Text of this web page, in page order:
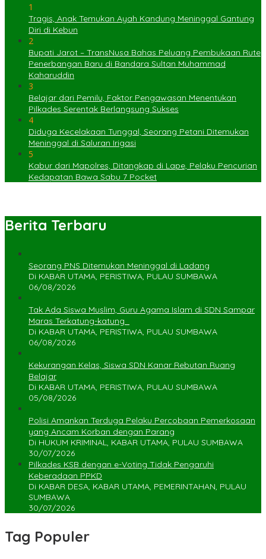
1
Tragis, Anak Temukan Ayah Kandung Meninggal Gantung
Diri di Kebun
2
Bupati Jarot – TransNusa Bahas Peluang Pembukaan Rute
Penerbangan Baru di Bandara Sultan Muhammad
Kaharuddin
3
Belajar dari Pemilu, Faktor Pengawasan Menentukan
Pilkades Serentak Berlangsung Sukses
4
Diduga Kecelakaan Tunggal, Seorang Petani Ditemukan
Meninggal di Saluran Irigasi
5
Kabur dari Mapolres, Ditangkap di Lape, Pelaku Pencurian
Kedapatan Bawa Sabu 7 Pocket
Berita Terbaru
Seorang PNS Ditemukan Meninggal di Ladang
Di KABAR UTAMA, PERISTIWA, PULAU SUMBAWA
06/08/2026
Tak Ada Siswa Muslim, Guru Agama Islam di SDN Sampar
Maras Terkatung-katung ‎
Di KABAR UTAMA, PERISTIWA, PULAU SUMBAWA
06/08/2026
Kekurangan Kelas, Siswa SDN Kanar Rebutan Ruang
Belajar
Di KABAR UTAMA, PERISTIWA, PULAU SUMBAWA
05/08/2026
Polisi Amankan Terduga Pelaku Percobaan Pemerkosaan
yang Ancam Korban dengan Parang
Di HUKUM KRIMINAL, KABAR UTAMA, PULAU SUMBAWA
30/07/2026
Pilkades KSB dengan e-Voting Tidak Pengaruhi
Keberadaan PPKD
Di KABAR DESA, KABAR UTAMA, PEMERINTAHAN, PULAU
SUMBAWA
30/07/2026
Tag Populer